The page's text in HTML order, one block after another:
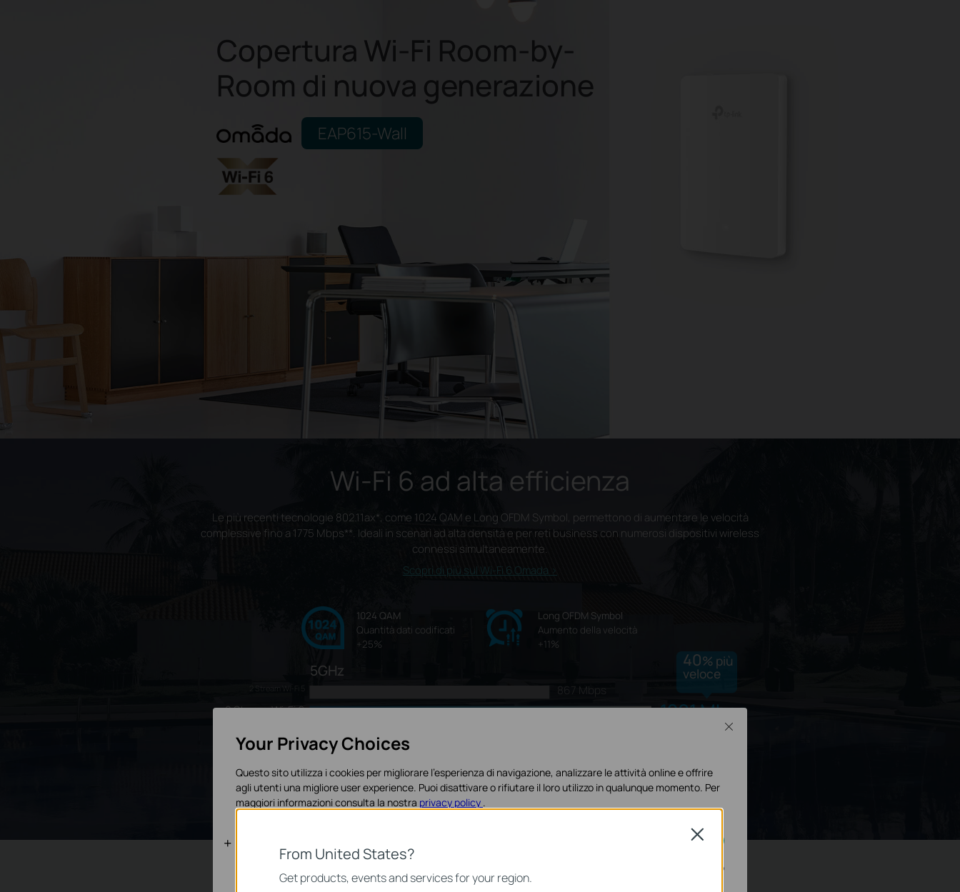
Copertura Wi-Fi Room-by-
Room di nuova generazione
EAP615-Wall
Wi-Fi 6 ad alta efficienza
Le più recenti tecnologie 802.11ax*, come 1024 QAM e Long OFDM Symbol, permettono di aumentare le velocità
complessive fino a 1775 Mbps**. Ideali in scenari ad alta densità e per reti business con numerosi dispositivi wireless
connessi simultaneamente.
Scopri di più sul Wi-Fi 6 Omada >
1024 QAM
Quantità dati codificati
+25%
Long OFDM Symbol
Aumento della velocità
+11%
2 Stream Wi-Fi 6
5GHz 40% più
veloce
867 Mbps
1201 Mbps
2 Stream Wi-Fi 5
2 Stream Wi-Fi 6
2.4GHz
300 Mbps
574 Mbps
Esperienze di connessione
From United States?
Get products, events and services for your region.
Close
Your Privacy Choices
Questo sito utilizza i cookies per migliorare l'esperienza di navigazione, analizzare le attività online e offrire
agli utenti una migliore user experience. Puoi disattivare o rifiutare il loro utilizzo in qualunque momento. Per
maggiori informazioni consulta la nostra privacy policy .
Questi cookies sono necessari per il corretto funzionamento del sito e non possono essere disattivati nel tuo
Close